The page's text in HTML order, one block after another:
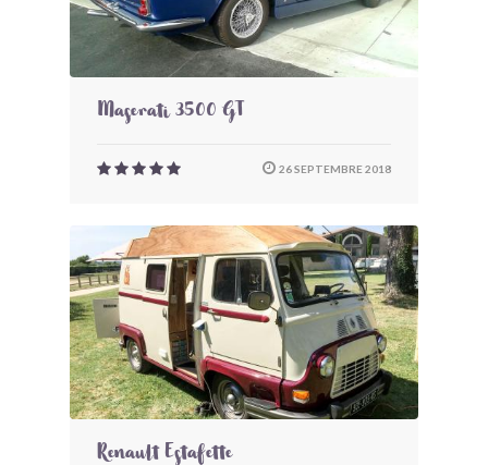
Maserati 3500 GT
26 SEPTEMBRE 2018
Renault Estafette